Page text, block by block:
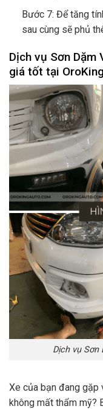
Bước 7: Để tăng
sau cùng sẽ phủ
Dịch vụ Sơn Dặm
giá tốt tại
Dịch vụ Sơn
Xe của bạn đang gặp
không mất thẩm mỹ?